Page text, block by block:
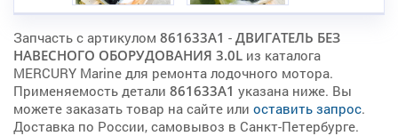
Запчасть с артикулом 861633A1 - ДВИГАТЕЛЬ БЕЗ
НАВЕСНОГО ОБОРУДОВАНИЯ 3.0L из каталога
MERCURY Marine для ремонта лодочного мотора.
Применяемость детали 861633A1 указана ниже. Вы
можете заказать товар на сайте или оставить запрос.
Доставка по России, самовывоз в Санкт-Петербурге.